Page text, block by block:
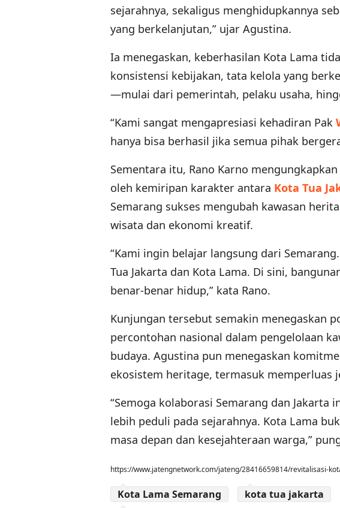
sejarahnya, sekaligus menghidupkannya
yang berkelanjutan,” ujar Agustina.
Ia menegaskan, keberhasilan Kota Lama
konsistensi kebijakan, tata kelola yang
—mulai dari pemerintah, pelaku usaha,
“Kami sangat mengapresiasi kehadiran Pak
hanya bisa berhasil jika semua pihak
Sementara itu, Rano Karno
oleh kemiripan karakter antara Kota Tua
Semarang sukses mengubah kawasan
wisata dan ekonomi kreatif.
“Kami ingin belajar langsung dari
Tua Jakarta dan Kota Lama. Di sini,
benar-benar hidup,” kata Rano.
Kunjungan tersebut semakin menegaskan
percontohan nasional dalam pengelolaan
budaya. Agustina pun menegaskan
ekosistem heritage, termasuk memperluas
“Semoga kolaborasi Semarang dan
lebih peduli pada sejarahnya. Kota Lama
masa depan dan kesejahteraan warga,”
https://www.jatengnetwork.com/jateng/28416659814/revitalisasi-
Kota Lama Semarang kota tua jakarta